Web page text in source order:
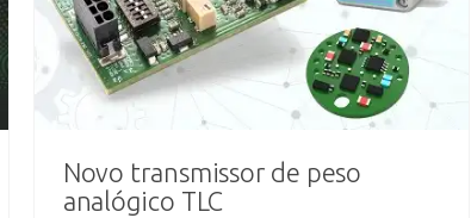
Novo transmissor de peso
analógico TLC